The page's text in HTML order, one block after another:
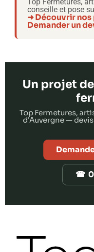
conseille et pose
➜ Découvrir
Demander un
Un projet
Top Fermetures,
d'Auvergne —
☎